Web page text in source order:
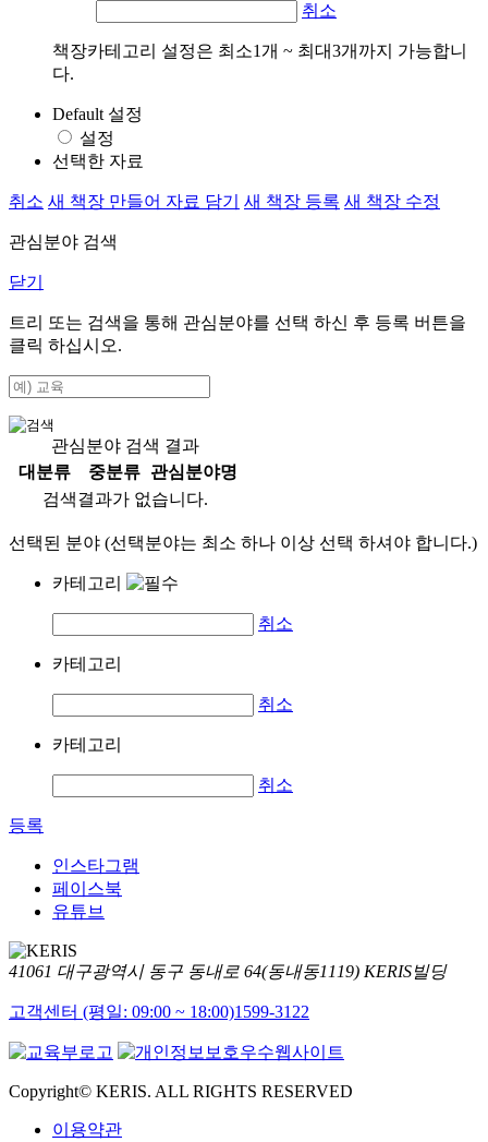
취소
책장카테고리 설정은 최소1개 ~ 최대3개까지 가능합니
다.
Default 설정
설정
선택한 자료
취소 새 책장 만들어 자료 담기 새 책장 등록 새 책장 수정
관심분야 검색
닫기
트리 또는 검색을 통해 관심분야를 선택 하신 후 등록 버튼을
클릭 하십시오.
관심분야 검색 결과
대분류
중분류
관심분야명
검색결과가 없습니다.
선택된 분야 (선택분야는 최소 하나 이상 선택 하셔야 합니다.)
카테고리
취소
카테고리
취소
카테고리
취소
등록
인스타그램
페이스북
유튜브
41061 대구광역시 동구 동내로 64(동내동1119) KERIS빌딩
고객센터 (평일: 09:00 ~ 18:00)1599-3122
Copyright© KERIS. ALL RIGHTS RESERVED
이용약관